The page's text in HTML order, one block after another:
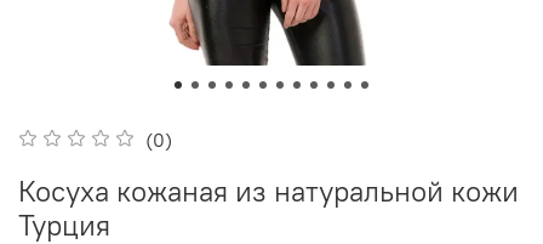
(0)
Косуха кожаная из натуральной кожи
Турция